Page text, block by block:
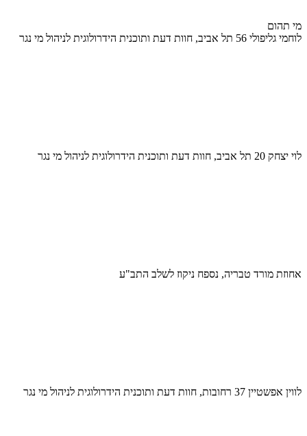
מי תהום
לוחמי גליפולי 56 תל אביב, חוות דעת ותוכנית הידרולוגית לניהול מי נגר
לוי יצחק 20 תל אביב, חוות דעת ותוכנית הידרולוגית לניהול מי נגר
אחוזת מורד טבריה, נספח ניקוז לשלב התב"ע
לווין אפשטיין 37 רחובות, חוות דעת ותוכנית הידרולוגית לניהול מי נגר